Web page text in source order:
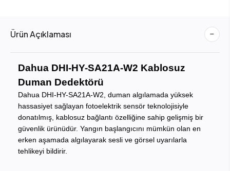
Ürün Açıklaması
Dahua DHI-HY-SA21A-W2 Kablosuz
Duman Dedektörü
Dahua DHI-HY-SA21A-W2, duman algılamada yüksek
hassasiyet sağlayan fotoelektrik sensör teknolojisiyle
donatılmış, kablosuz bağlantı özelliğine sahip gelişmiş bir
güvenlik ürünüdür. Yangın başlangıcını mümkün olan en
erken aşamada algılayarak sesli ve görsel uyarılarla
tehlikeyi bildirir.